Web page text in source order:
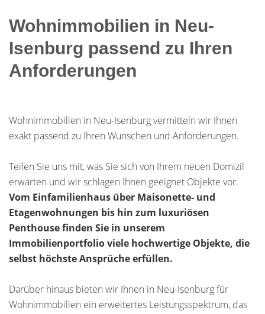
Wohnimmobilien in Neu-
Isenburg passend zu Ihren
Anforderungen
Wohnimmobilien in Neu-Isenburg vermitteln wir Ihnen
exakt passend zu Ihren Wünschen und Anforderungen.
Teilen Sie uns mit, was Sie sich von Ihrem neuen Domizil
erwarten und wir schlagen Ihnen geeignet Objekte vor.
Vom Einfamilienhaus über Maisonette- und
Etagenwohnungen bis hin zum luxuriösen
Penthouse finden Sie in unserem
Immobilienportfolio viele hochwertige Objekte, die
selbst höchste Ansprüche erfüllen.
Darüber hinaus bieten wir Ihnen in Neu-Isenburg für
Wohnimmobilien ein erweitertes Leistungsspektrum, das